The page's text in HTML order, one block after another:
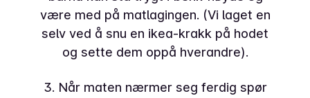
være med på matlagingen. (Vi laget en
selv ved å snu en ikea-krakk på hodet
og sette dem oppå hverandre).
3. Når maten nærmer seg ferdig spør